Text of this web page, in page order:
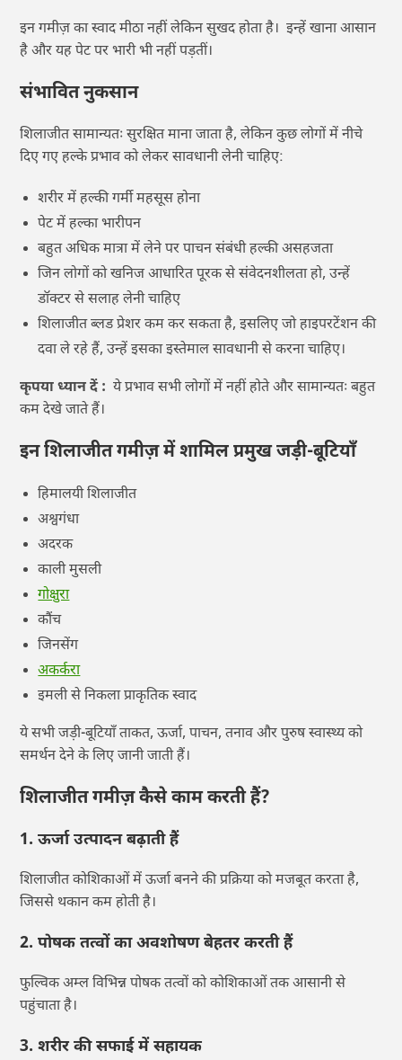
इन गमीज़ का स्वाद मीठा नहीं लेकिन सुखद होता है। इन्हें खाना आसान
है और यह पेट पर भारी भी नहीं पड़तीं।
संभावित नुकसान
शिलाजीत सामान्यतः सुरक्षित माना जाता है, लेकिन कुछ लोगों में नीचे
दिए गए हल्के प्रभाव को लेकर सावधानी लेनी चाहिए:
शरीर में हल्की गर्मी महसूस होना
पेट में हल्का भारीपन
बहुत अधिक मात्रा में लेने पर पाचन संबंधी हल्की असहजता
जिन लोगों को खनिज आधारित पूरक से संवेदनशीलता हो, उन्हें
डॉक्टर से सलाह लेनी चाहिए
शिलाजीत ब्लड प्रेशर कम कर सकता है, इसलिए जो हाइपरटेंशन की
दवा ले रहे हैं, उन्हें इसका इस्तेमाल सावधानी से करना चाहिए।
कृपया ध्यान दें : ये प्रभाव सभी लोगों में नहीं होते और सामान्यतः बहुत
कम देखे जाते हैं।
इन शिलाजीत गमीज़ में शामिल प्रमुख जड़ी-बूटियाँ
हिमालयी शिलाजीत
अश्वगंधा
अदरक
काली मुसली
गोक्षुरा
कौंच
जिनसेंग
अकर्करा
इमली से निकला प्राकृतिक स्वाद
ये सभी जड़ी-बूटियाँ ताकत, ऊर्जा, पाचन, तनाव और पुरुष स्वास्थ्य को
समर्थन देने के लिए जानी जाती हैं।
शिलाजीत गमीज़ कैसे काम करती हैं?
1. ऊर्जा उत्पादन बढ़ाती हैं
शिलाजीत कोशिकाओं में ऊर्जा बनने की प्रक्रिया को मजबूत करता है,
जिससे थकान कम होती है।
2. पोषक तत्वों का अवशोषण बेहतर करती हैं
फुल्विक अम्ल विभिन्न पोषक तत्वों को कोशिकाओं तक आसानी से
पहुंचाता है।
3. शरीर की सफाई में सहायक